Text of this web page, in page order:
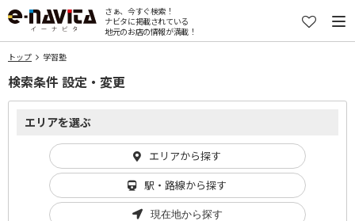
さぁ、今すぐ検索！
ナビタに掲載されている
地元のお店の情報が満載！
トップ 学習塾
検索条件 設定・変更
エリアを選ぶ
エリアから探す
駅・路線から探す
現在地から探す